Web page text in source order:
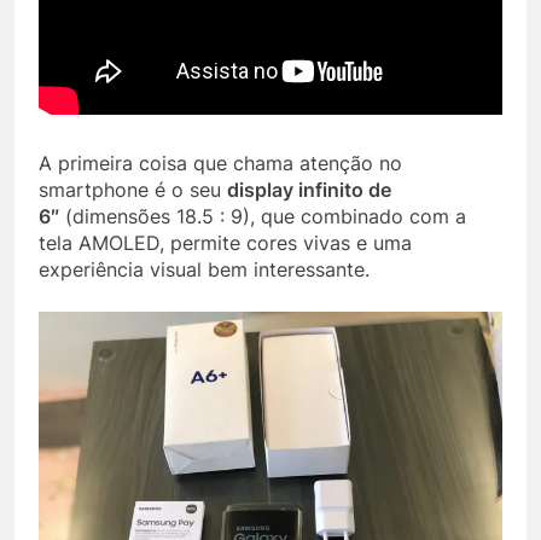
A primeira coisa que chama atenção no
smartphone é o seu display infinito de
6″ (dimensões 18.5 : 9), que combinado com a
tela AMOLED, permite cores vivas e uma
experiência visual bem interessante.